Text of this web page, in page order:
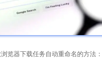
览器下载任务自动重命名的方法：